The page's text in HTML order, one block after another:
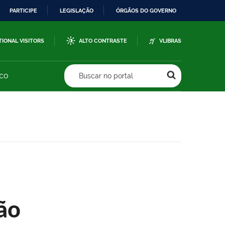
PARTICIPE LEGISLAÇÃO ÓRGÃOS DO GOVERNO
VISITORS ALTO CONTRASTE VLIBRAS
Buscar no portal